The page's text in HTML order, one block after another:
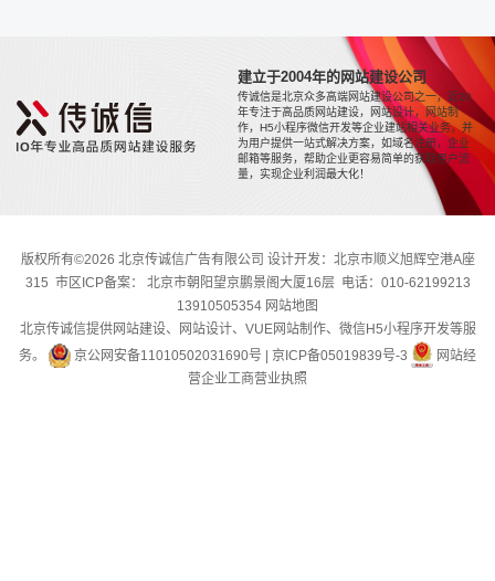
建立于2004年的网站建设公司
传诚信是北京众多高端网站建设公司之一，近20
年专注于高品质网站建设，网站设计，网站制
作，H5小程序微信开发等企业建站相关业务，并
为用户提供一站式解决方案，如域名注册，企业
邮箱等服务，帮助企业更容易简单的获取用户流
量，实现企业利润最大化！
版权所有©2026 北京传诚信广告有限公司 设计开发：北京市顺义旭辉空港A座
315 市区ICP备案： 北京市朝阳望京鹏景阁大厦16层 电话：010-62199213
13910505354 网站地图
北京传诚信提供网站建设、网站设计、VUE网站制作、微信H5小程序开发等服
务。
京公网安备11010502031690号 京ICP备05019839号-3
网站经
营企业工商营业执照